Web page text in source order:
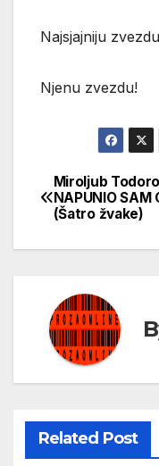
Najsjajniju
Njenu zvezdu!
чланка
Miroljub
NAPUNIO SAM
(Šatro žvake)
Related Post